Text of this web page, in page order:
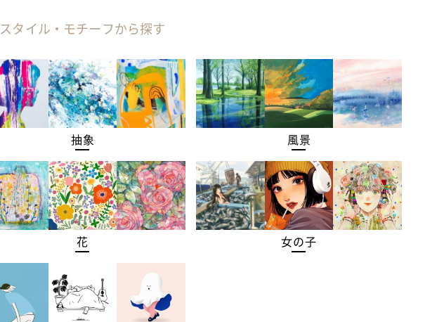
スタイル・モチーフから探す
抽象 風景
花 女の子